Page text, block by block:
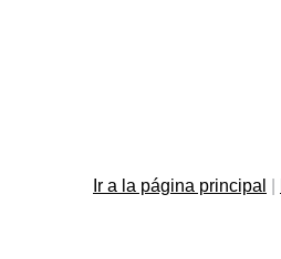
Ir a la página principal